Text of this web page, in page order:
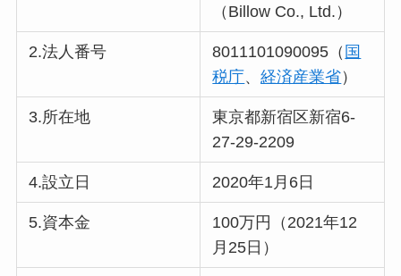
（Billow Co., Ltd.）
2.法人番号 8011101090095（ 国
税庁、経済産業省）
3.所在地
東京都新宿区新宿6-
27-29-2209
4.設立日 2020年1月6日
5.資本金
100万円（2021年12
月25日）